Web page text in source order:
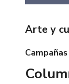
Arte y
Campañas